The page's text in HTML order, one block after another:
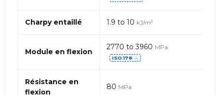
PBT
(Polybutylène
billes
verre
Charpy entaillé 1.9 to 10 kJ/m²
Module en flexion
2770 to 3960 MPa
ISO 178 ⋯
Résistance en
flexion
80 MPa